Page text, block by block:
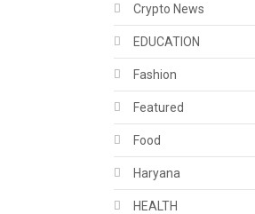
Crypto News
EDUCATION
Fashion
Featured
Food
Haryana
HEALTH